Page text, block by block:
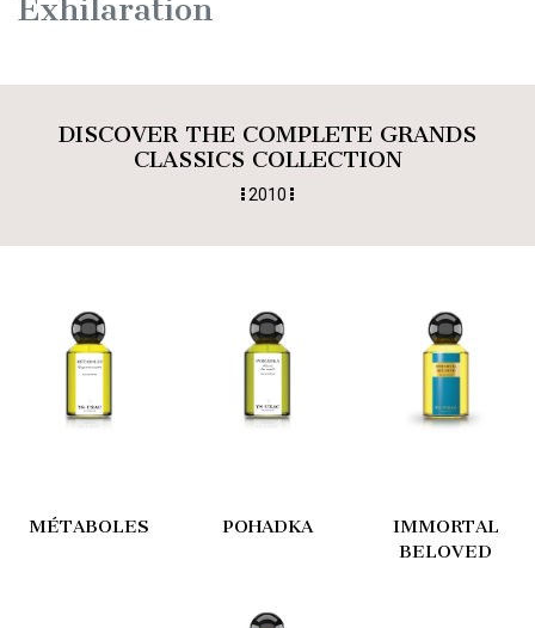
Exhilaration
DISCOVER THE COMPLETE GRANDS
CLASSICS COLLECTION
2010
MÉTABOLES POHADKA IMMORTAL
BELOVED